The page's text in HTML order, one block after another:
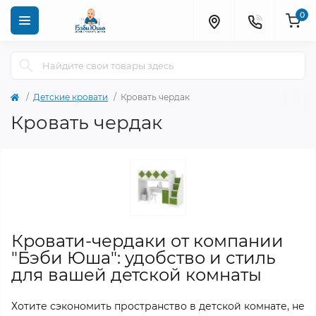
0
Детские кровати Кровать чердак
Кровать чердак
Кровати-чердаки от компании
"Бэби Юша": удобство и стиль
для вашей детской комнаты
Хотите сэкономить пространство в детской комнате, не